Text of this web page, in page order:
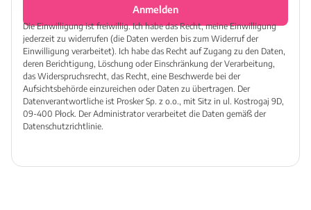
Anmelden
Die Einwilligung ist freiwillig. Ich habe das Recht, meine Einwilligung
jederzeit zu widerrufen (die Daten werden bis zum Widerruf der
Einwilligung verarbeitet). Ich habe das Recht auf Zugang zu den Daten,
deren Berichtigung, Löschung oder Einschränkung der Verarbeitung,
das Widerspruchsrecht, das Recht, eine Beschwerde bei der
Aufsichtsbehörde einzureichen oder Daten zu übertragen. Der
Datenverantwortliche ist Prosker Sp. z o.o., mit Sitz in ul. Kostrogaj 9D,
09-400 Płock. Der Administrator verarbeitet die Daten gemäß der
Datenschutzrichtlinie.